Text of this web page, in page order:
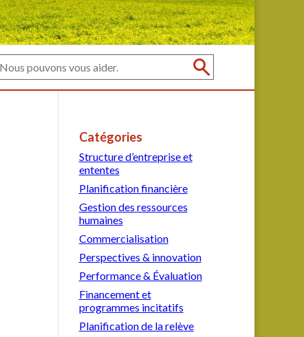
Catégories
Structure d’entreprise et
ententes
Planification financière
Gestion des ressources
humaines
Commercialisation
Perspectives & innovation
Performance & Évaluation
Financement et
programmes incitatifs
Planification de la relève